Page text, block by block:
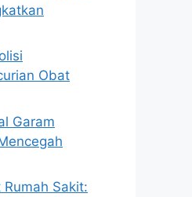
Obat
Garam
Sakit: